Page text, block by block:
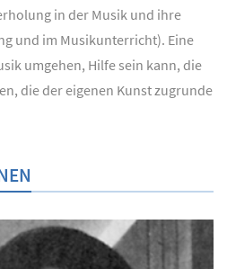
in der Musik und ihre
und im Musikunterricht). Eine
umgehen, Hilfe sein kann, die
die der eigenen Kunst zugrunde